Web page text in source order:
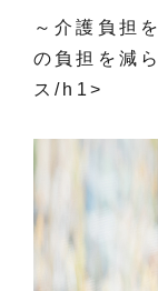
～介護負担
の負担を減
ス/h1>